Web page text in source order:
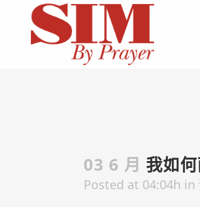
03 6 月 我如
Posted at 04:04h in